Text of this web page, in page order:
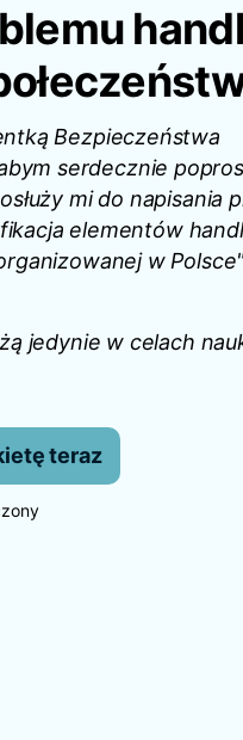
Bezpieczeństwa
serdecznie
mi do napisania
elementów
w
jedynie w celach
teraz